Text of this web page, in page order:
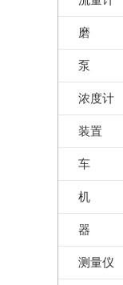
磨
泵
浓度计
装置
车
机
器
测量仪